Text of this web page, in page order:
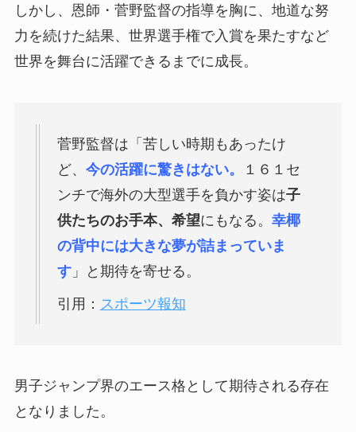
しかし、恩師・菅野監督の指導を胸に、地道な努
力を続けた結果、世界選手権で入賞を果たすなど
世界を舞台に活躍できるまでに成長。
菅野監督は「苦しい時期もあったけ
ど、 今の活躍に驚きはない。
１６１セ
ンチで海外の大型選手を負かす姿は子
供たちのお手本、希望にもなる。 幸椰
の背中には大きな夢が詰まっていま
す」と期待を寄せる。
引用： スポーツ報知
男子ジャンプ界のエース格として期待される存在
となりました。